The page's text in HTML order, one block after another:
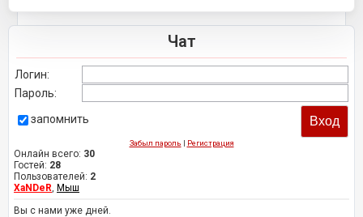
Чат
Логин:
Пароль:
запомнить
Забыл пароль | Регистрация
Онлайн всего: 30
Гостей: 28
Пользователей: 2
XaNDeR, Мыш
Вы с нами уже дней.